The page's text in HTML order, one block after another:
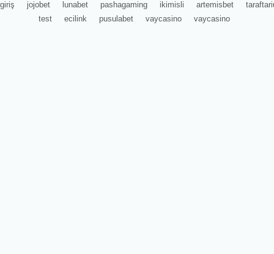
giriş
jojobet lunabet pashagaming ikimisli artemisbet
test
ecilink pusulabet vaycasino vaycasino